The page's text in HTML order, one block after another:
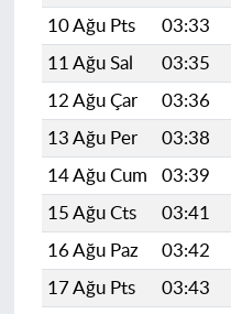
10 Ağu Pts
03:33
11 Ağu Sal
03:35
12 Ağu Çar
03:36
13 Ağu Per
03:38
14 Ağu Cum
03:39
15 Ağu Cts
03:41
16 Ağu Paz
03:42
17 Ağu Pts
03:43